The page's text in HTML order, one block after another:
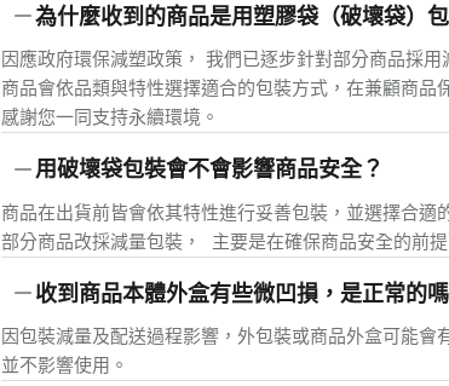
為什麼收到的商品是用塑膠袋（破壞袋）
因應政府環保減塑政策， 我們已逐步針對部分商品採用
商品會依品類與特性選擇適合的包裝方式，在兼顧商品
感謝您一同支持永續環境。
用破壞袋包裝會不會影響商品安全？
部分商品改採減量包裝， 主要是在確保商品安全的前
收到商品本體外盒有些微凹損，是正常的嗎
因包裝減量及配送過程影響，外包裝或商品外盒可能
並不影響使用。